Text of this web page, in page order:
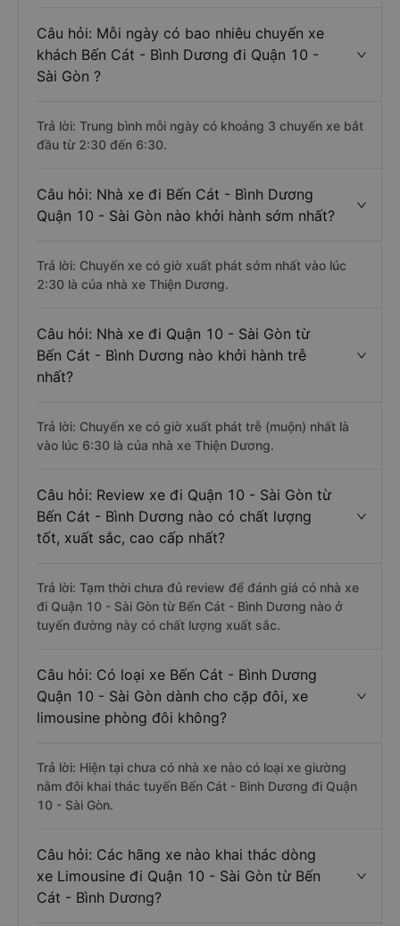
Câu hỏi: Mỗi ngày có bao nhiêu chuyến xe
khách Bến Cát - Bình Dương đi Quận 10 -
Sài Gòn ?
Trả lời: Trung bình mỗi ngày có khoảng 3 chuyến xe bắt
đầu từ 2:30 đến 6:30.
Câu hỏi: Nhà xe đi Bến Cát - Bình Dương
Quận 10 - Sài Gòn nào khởi hành sớm nhất?
Trả lời: Chuyến xe có giờ xuất phát sớm nhất vào lúc
2:30 là của nhà xe Thiện Dương.
Câu hỏi: Nhà xe đi Quận 10 - Sài Gòn từ
Bến Cát - Bình Dương nào khởi hành trễ
nhất?
Trả lời: Chuyến xe có giờ xuất phát trễ (muộn) nhất là
vào lúc 6:30 là của nhà xe Thiện Dương.
Câu hỏi: Review xe đi Quận 10 - Sài Gòn từ
Bến Cát - Bình Dương nào có chất lượng
tốt, xuất sắc, cao cấp nhất?
Trả lời: Tạm thời chưa đủ review để đánh giá có nhà xe
đi Quận 10 - Sài Gòn từ Bến Cát - Bình Dương nào ở
tuyến đường này có chất lượng xuất sắc.
Câu hỏi: Có loại xe Bến Cát - Bình Dương
Quận 10 - Sài Gòn dành cho cặp đôi, xe
limousine phòng đôi không?
Trả lời: Hiện tại chưa có nhà xe nào có loại xe giường
nằm đôi khai thác tuyến Bến Cát - Bình Dương đi Quận
10 - Sài Gòn.
Câu hỏi: Các hãng xe nào khai thác dòng
xe Limousine đi Quận 10 - Sài Gòn từ Bến
Cát - Bình Dương?